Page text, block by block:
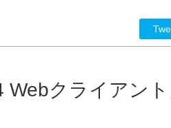
Webクライアン